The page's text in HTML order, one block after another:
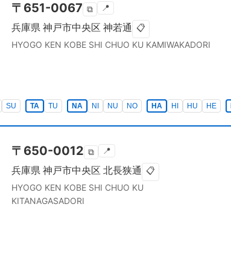
〒 651-0067 ⧉ 📍
兵庫県 神戸市中央区 神若通 📋
HYOGO KEN KOBE SHI CHUO KU KAMIWAKADORI
SU TA TU NA NI NU NO HA HI HU HE
〒 650-0012 ⧉ 📍
兵庫県 神戸市中央区 北長狭通 📋
HYOGO KEN KOBE SHI CHUO KU
KITANAGASADORI